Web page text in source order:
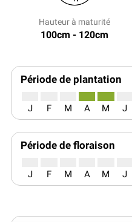
Hauteur à maturité
100cm - 120cm
Période de plantation
J F M A M J
Période de floraison
J F M A M J